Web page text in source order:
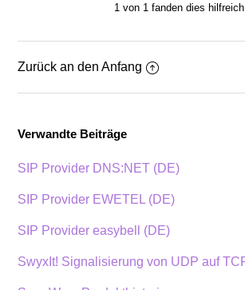
1 von 1 fanden dies hilfreich
Zurück an den Anfang
Verwandte Beiträge
SIP Provider DNS:NET (DE)
SIP Provider EWETEL (DE)
SIP Provider easybell (DE)
SwyxIt! Signalisierung von UDP auf